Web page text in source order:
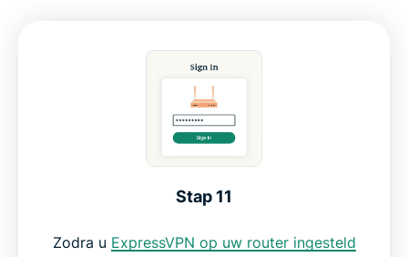
Stap 11
Zodra u ExpressVPN op uw router ingesteld